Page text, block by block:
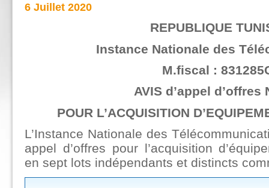
6 Juillet 2020
REPUBLIQUE
Instance Nationale des
M.fiscal :
AVIS d’appel d’offres
POUR L’ACQUISITION
L’Instance Nationale des
appel d’offres pour l’acquisition
en sept lots indépendants et distincts